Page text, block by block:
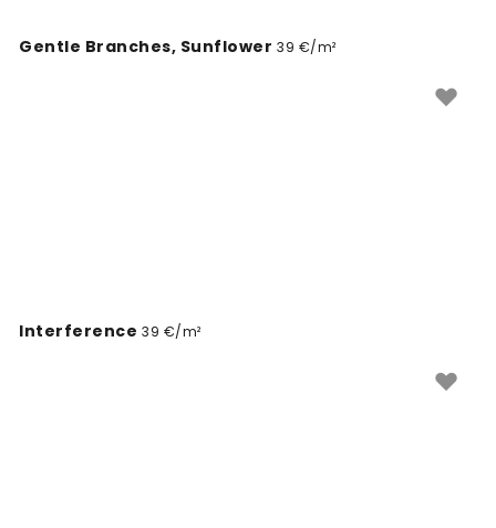
Gentle Branches, Sunflower 39 €/m²
Interference 39 €/m²